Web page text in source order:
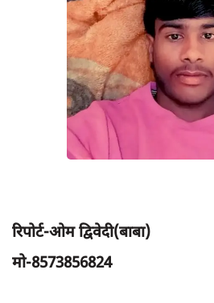
App verify
Covid-19
साक्षात्कार
सामाजिक
रिपोर्ट-ओम द्विवेदी(बाबा)
मो-8573856824